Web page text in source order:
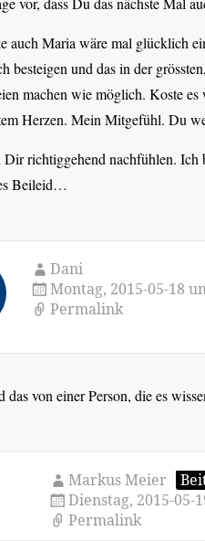
auch Maria wäre mal glücklich
besteigen und das in der
machen wie möglich. Koste
Herzen. Mein Mitgefühl. Du
richtiggehend nachfühlen. Ich
Beileid…
Dani
Montag, 2015-05-18
Permalink
von einer Person, die es
Markus Meier
Dienstag, 2015-05-
Permalink